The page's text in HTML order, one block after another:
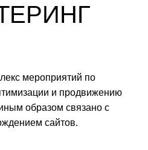
мероприятий по
и продвижению
образом связано с
сайтов.